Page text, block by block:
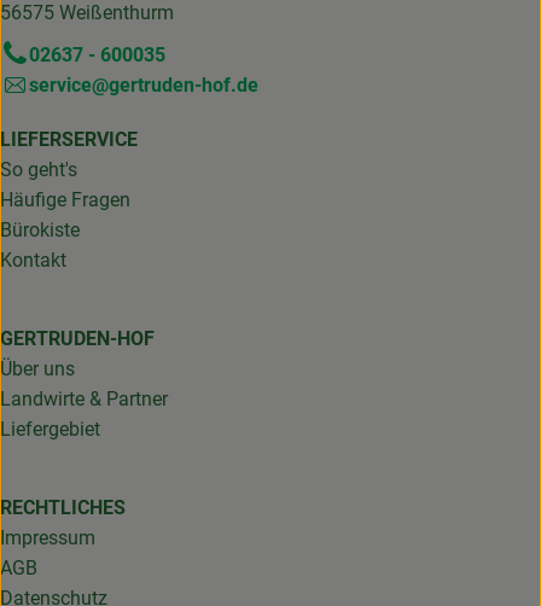
56575 Weißenthurm
02637 - 600035
service@gertruden-hof.de
LIEFERSERVICE
So geht's
Häufige Fragen
Bürokiste
Kontakt
GERTRUDEN-HOF
Über uns
Landwirte & Partner
Liefergebiet
RECHTLICHES
Impressum
AGB
Datenschutz